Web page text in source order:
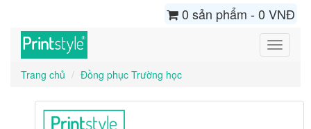
0 sản phẩm - 0 VNĐ
Toggle
Trang chủ
Đồng phục Trường học